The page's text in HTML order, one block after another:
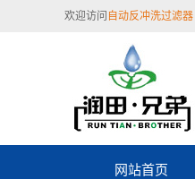
欢迎访问 自动反冲洗过滤器 |
网站首页